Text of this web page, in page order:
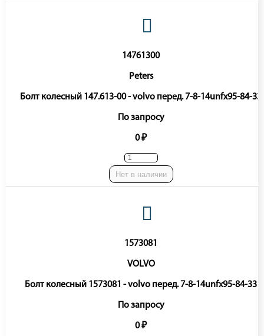
14761300
Peters
Болт колесный 147.613-00 - volvo перед. 7-8-14unfx95-84-33
По запросу
0 ₽
Нет в наличии
1573081
VOLVO
Болт колесный 1573081 - volvo перед. 7-8-14unfx95-84-33
По запросу
0 ₽